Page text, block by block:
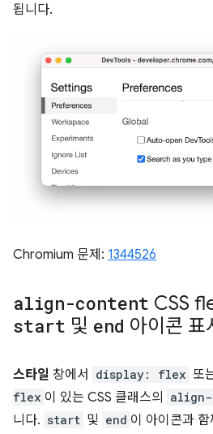
됩니다.
Chromium 문제: 1344526
align-content CSS
start 및 end 아이콘 표
스타일 창에서 display: flex 또
flex 이 있는 CSS 클래스의 align-
니다. start 및 end 이 아이콘과